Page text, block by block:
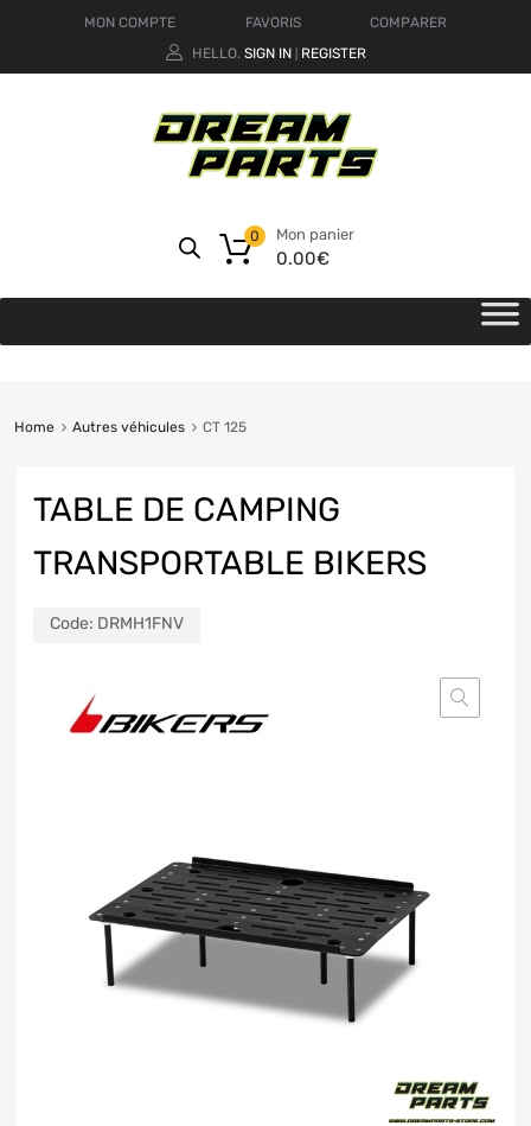
MON COMPTE FAVORIS
COMPARER
HELLO. SIGN IN REGISTER
Mon panier
0.00€
0
Home Autres véhicules CT 125
TABLE DE CAMPING
TRANSPORTABLE BIKERS
Code: DRMH1FNV